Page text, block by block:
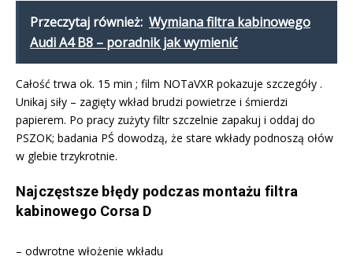
Przeczytaj również: Wymiana filtra kabinowego
Audi A4 B8 – poradnik jak wymienić
Całość trwa ok. 15 min ; film NOTaVXR pokazuje szczegóły .
Unikaj siły – zagięty wkład brudzi powietrze i śmierdzi
papierem. Po pracy zużyty filtr szczelnie zapakuj i oddaj do
PSZOK; badania PŚ dowodzą, że stare wkłady podnoszą ołów
w glebie trzykrotnie.
Najczęstsze błędy podczas montażu filtra
kabinowego Corsa D
– odwrotne włożenie wkładu